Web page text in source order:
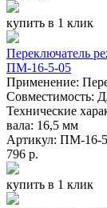
купить в 1 клик
Переключатель
ПМ-16-5-05
Применение:
Совместимость:
Технические
вала: 16,5 мм
Артикул: ПМ-16-
796 р.
купить в 1 клик